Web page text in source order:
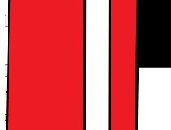
Manualer, Nedladdningar, Reklamation & Support
Mått & vikt
Höjd - utan stativ (cm)